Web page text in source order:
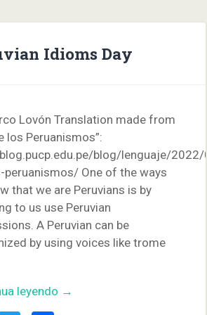
Idioms Day
Lovón Translation made from
los Peruanismos”:
blog/lenguaje/2022/
peruanismos/ One of the ways
that we are Peruvians is by
to us use Peruvian
A Peruvian can be
by using voices like trome
leyendo →